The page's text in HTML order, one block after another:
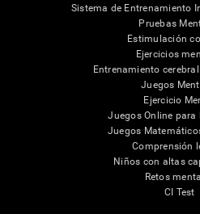
Sistema de Entrenamiento
Pruebas
Estimulación
Ejercicios
Entrenamiento
Juegos
Ejercicio
Juegos Online para
Juegos
Comprensión
Niños con altas
Retos
CI Test